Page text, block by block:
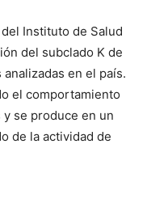
Instituto de Salud
del subclado K de
en el país.
el comportamiento
se produce en un
de la actividad de